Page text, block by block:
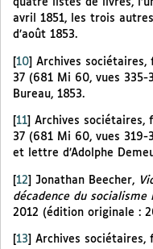
quatre listes de livres,
avril 1851, les trois
d’août 1853.
[10] Archives sociétaires,
37 (681 Mi 60, vues 335-
Bureau, 1853.
11
Archives sociétaires,
37 (681 Mi 60, vues
et lettre d’Adolphe
[12] Jonathan Beecher,
décadence du socialisme
2012 (édition originale :
13
Archives sociétaires,